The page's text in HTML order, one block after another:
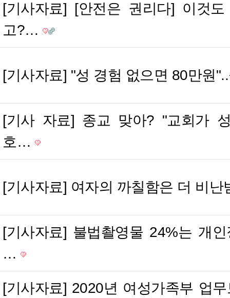
[기사자료] [안전은 권리다] 이것도
고?…
[기사자료] "성 경험 없으면 80만원
[기사 자료] 종교 맞아? "교회가
호…
[기사자료] 여자의 까칠함은 더 비
[기사자료] 불법촬영물 24%는 개
…
[기사자료] 2020년 여성가족부 업